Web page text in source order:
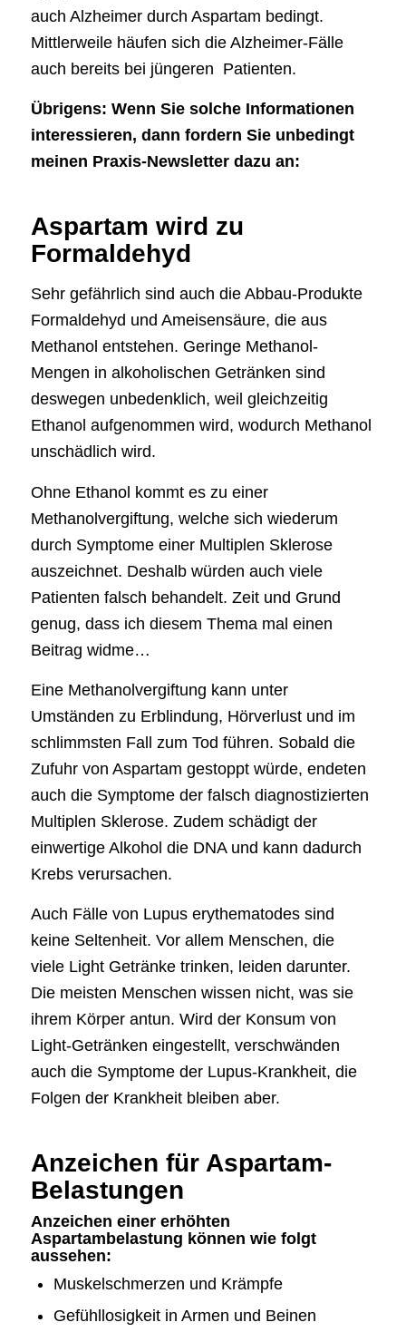
auch Alzheimer durch Aspartam bedingt.
Mittlerweile häufen sich die Alzheimer-Fälle
auch bereits bei jüngeren Patienten.
Übrigens: Wenn Sie solche Informationen
interessieren, dann fordern Sie unbedingt
meinen Praxis-Newsletter dazu an:
Aspartam wird zu
Formaldehyd
Sehr gefährlich sind auch die Abbau-Produkte
Formaldehyd und Ameisensäure, die aus
Methanol entstehen. Geringe Methanol-
Mengen in alkoholischen Getränken sind
deswegen unbedenklich, weil gleichzeitig
Ethanol aufgenommen wird, wodurch Methanol
unschädlich wird.
Ohne Ethanol kommt es zu einer
Methanolvergiftung, welche sich wiederum
durch Symptome einer Multiplen Sklerose
auszeichnet. Deshalb würden auch viele
Patienten falsch behandelt. Zeit und Grund
genug, dass ich diesem Thema mal einen
Beitrag widme…
Eine Methanolvergiftung kann unter
Umständen zu Erblindung, Hörverlust und im
schlimmsten Fall zum Tod führen. Sobald die
Zufuhr von Aspartam gestoppt würde, endeten
auch die Symptome der falsch diagnostizierten
Multiplen Sklerose. Zudem schädigt der
einwertige Alkohol die DNA und kann dadurch
Krebs verursachen.
Auch Fälle von Lupus erythematodes sind
keine Seltenheit. Vor allem Menschen, die
viele Light Getränke trinken, leiden darunter.
Die meisten Menschen wissen nicht, was sie
ihrem Körper antun. Wird der Konsum von
Light-Getränken eingestellt, verschwänden
auch die Symptome der Lupus-Krankheit, die
Folgen der Krankheit bleiben aber.
Anzeichen für Aspartam-
Belastungen
Anzeichen einer erhöhten
Aspartambelastung können wie folgt
aussehen:
Muskelschmerzen und Krämpfe
Gefühllosigkeit in Armen und Beinen